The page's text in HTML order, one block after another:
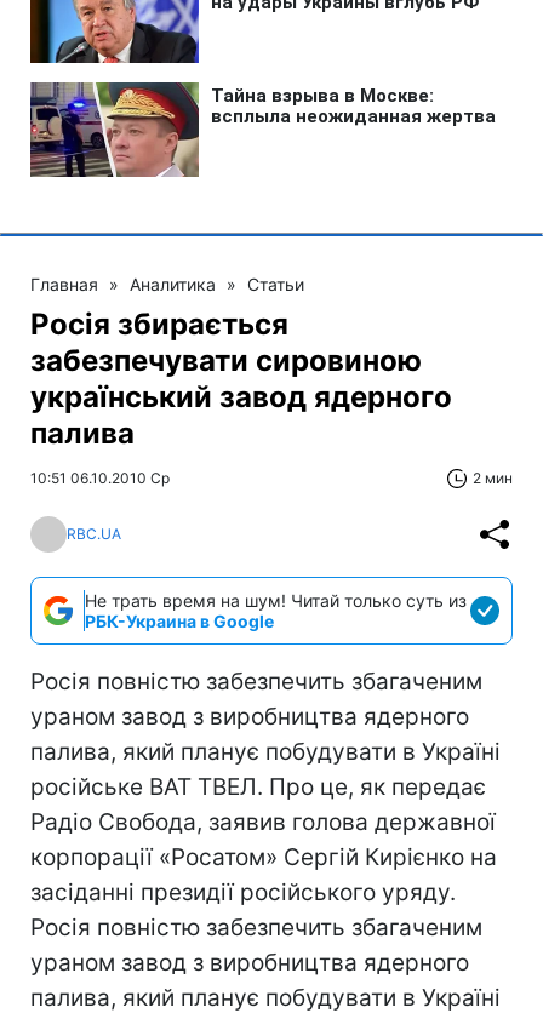
Главная » Аналитика » Статьи
Росія збирається
забезпечувати сировиною
український завод ядерного
палива
10:51 06.10.2010 Ср 2 мин
RBC.UA
Не трать время на шум! Читай только суть из
РБК-Украина в Google
Росія повністю забезпечить збагаченим
ураном завод з виробництва ядерного
палива, який планує побудувати в Україні
російське ВАТ ТВЕЛ. Про це, як передає
Радіо Свобода, заявив голова державної
корпорації «Росатом» Сергій Кирієнко на
засіданні президії російського уряду.
Росія повністю забезпечить збагаченим
ураном завод з виробництва ядерного
палива, який планує побудувати в Україні